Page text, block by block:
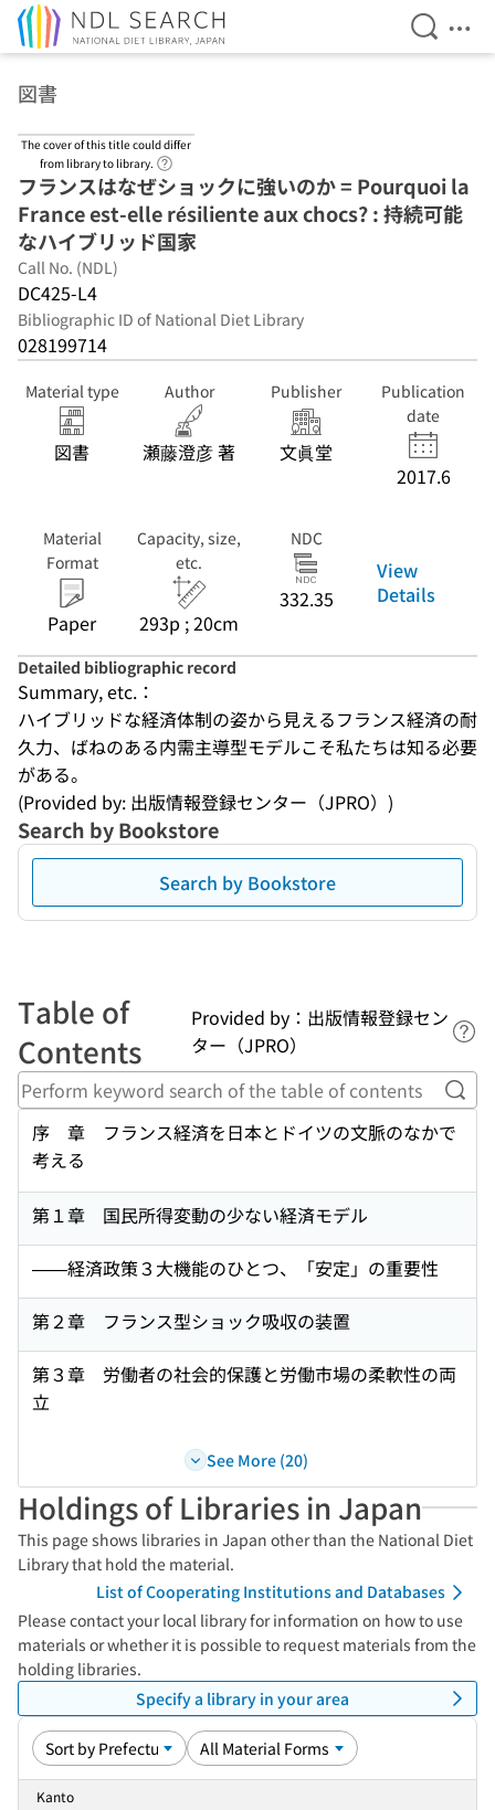
Open
図書
The cover of this title could differ
from library to library.
フランスはなぜショックに強いのか = Pourquoi la
France est-elle résiliente aux chocs? : 持続可能
なハイブリッド国家
Call No. (NDL)
DC425-L4
Bibliographic ID of National Diet Library
028199714
Material type
図書
Author
瀬藤澄彦 著
Publisher
文眞堂
Publication
date
2017.6
Material
Format
Paper
Capacity, size,
etc.
293p ; 20cm
NDC
332.35
View
Details
Detailed bibliographic record
Summary, etc.：
ハイブリッドな経済体制の姿から見えるフランス経済の耐
久力、ばねのある内需主導型モデルこそ私たちは知る必要
がある。
(Provided by: 出版情報登録センター（JPRO）)
Search by Bookstore
Search by Bookstore
Table of
Contents
Provided by：出版情報登録セン
ター（JPRO）
序 章 フランス経済を日本とドイツの文脈のなかで
考える
第１章 国民所得変動の少ない経済モデル
——経済政策３大機能のひとつ、「安定」の重要性
第２章 フランス型ショック吸収の装置
第３章 労働者の社会的保護と労働市場の柔軟性の両
立
See More (20)
Holdings of Libraries in Japan
This page shows libraries in Japan other than the National Diet
Library that hold the material.
List of Cooperating Institutions and Databases
Please contact your local library for information on how to use
materials or whether it is possible to request materials from the
holding libraries.
Specify a library in your area
Kanto